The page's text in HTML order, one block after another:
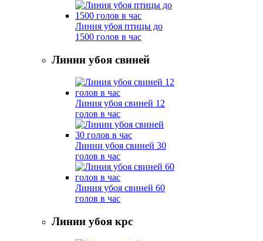
Линия убоя птицы до
1500 голов в час
Линии убоя свиней
Линия убоя свиней 12
голов в час
Линии убоя свиней 30
голов в час
Линия убоя свиней 60
голов в час
Линии убоя крс